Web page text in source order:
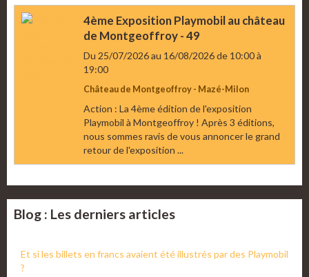
4ème Exposition Playmobil au château
de Montgeoffroy - 49
Du 25/07/2026au 16/08/2026de 10:00à
19:00
Château de Montgeoffroy - Mazé-Milon
Action : La 4ème édition de l'exposition
Playmobil à Montgeoffroy ! Après 3 éditions,
nous sommes ravis de vous annoncer le grand
retour de l'exposition ...
Blog : Les derniers articles
Et si les billets en francs avaient été illustrés par des Playmobil
?